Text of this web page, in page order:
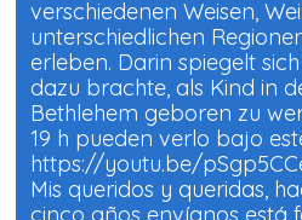
verschiedenen Weisen,
unterschiedlichen
erleben. Darin spiegelt
dazu brachte, als Kind in
Bethlehem geboren zu
19 h pueden verlo bajo
https://youtu.be/
Mis queridos y queridas,
cinco años envíanos está